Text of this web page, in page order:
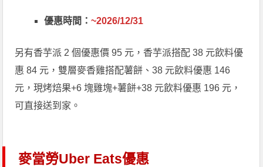
優惠時間：~2026/12/31
另有香芋派 2 個優惠價 95 元，香芋派搭配 38 元飲料優
惠 84 元，雙層麥香雞搭配薯餅、38 元飲料優惠 146
元，現烤焙果+6 塊雞塊+薯餅+38 元飲料優惠 196 元，
可直接送到家。
麥當勞Uber Eats優惠